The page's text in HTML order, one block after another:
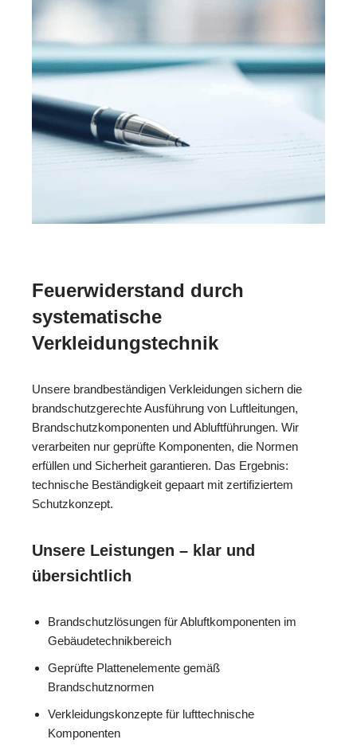
Feuerwiderstand durch
systematische
Verkleidungstechnik
Unsere brandbeständigen Verkleidungen sichern die
brandschutzgerechte Ausführung von Luftleitungen,
Brandschutzkomponenten und Abluftführungen. Wir
verarbeiten nur geprüfte Komponenten, die Normen
erfüllen und Sicherheit garantieren. Das Ergebnis:
technische Beständigkeit gepaart mit zertifiziertem
Schutzkonzept.
Unsere Leistungen – klar und
übersichtlich
Brandschutzlösungen für Abluftkomponenten im
Gebäudetechnikbereich
Geprüfte Plattenelemente gemäß
Brandschutznormen
Verkleidungskonzepte für lufttechnische
Komponenten